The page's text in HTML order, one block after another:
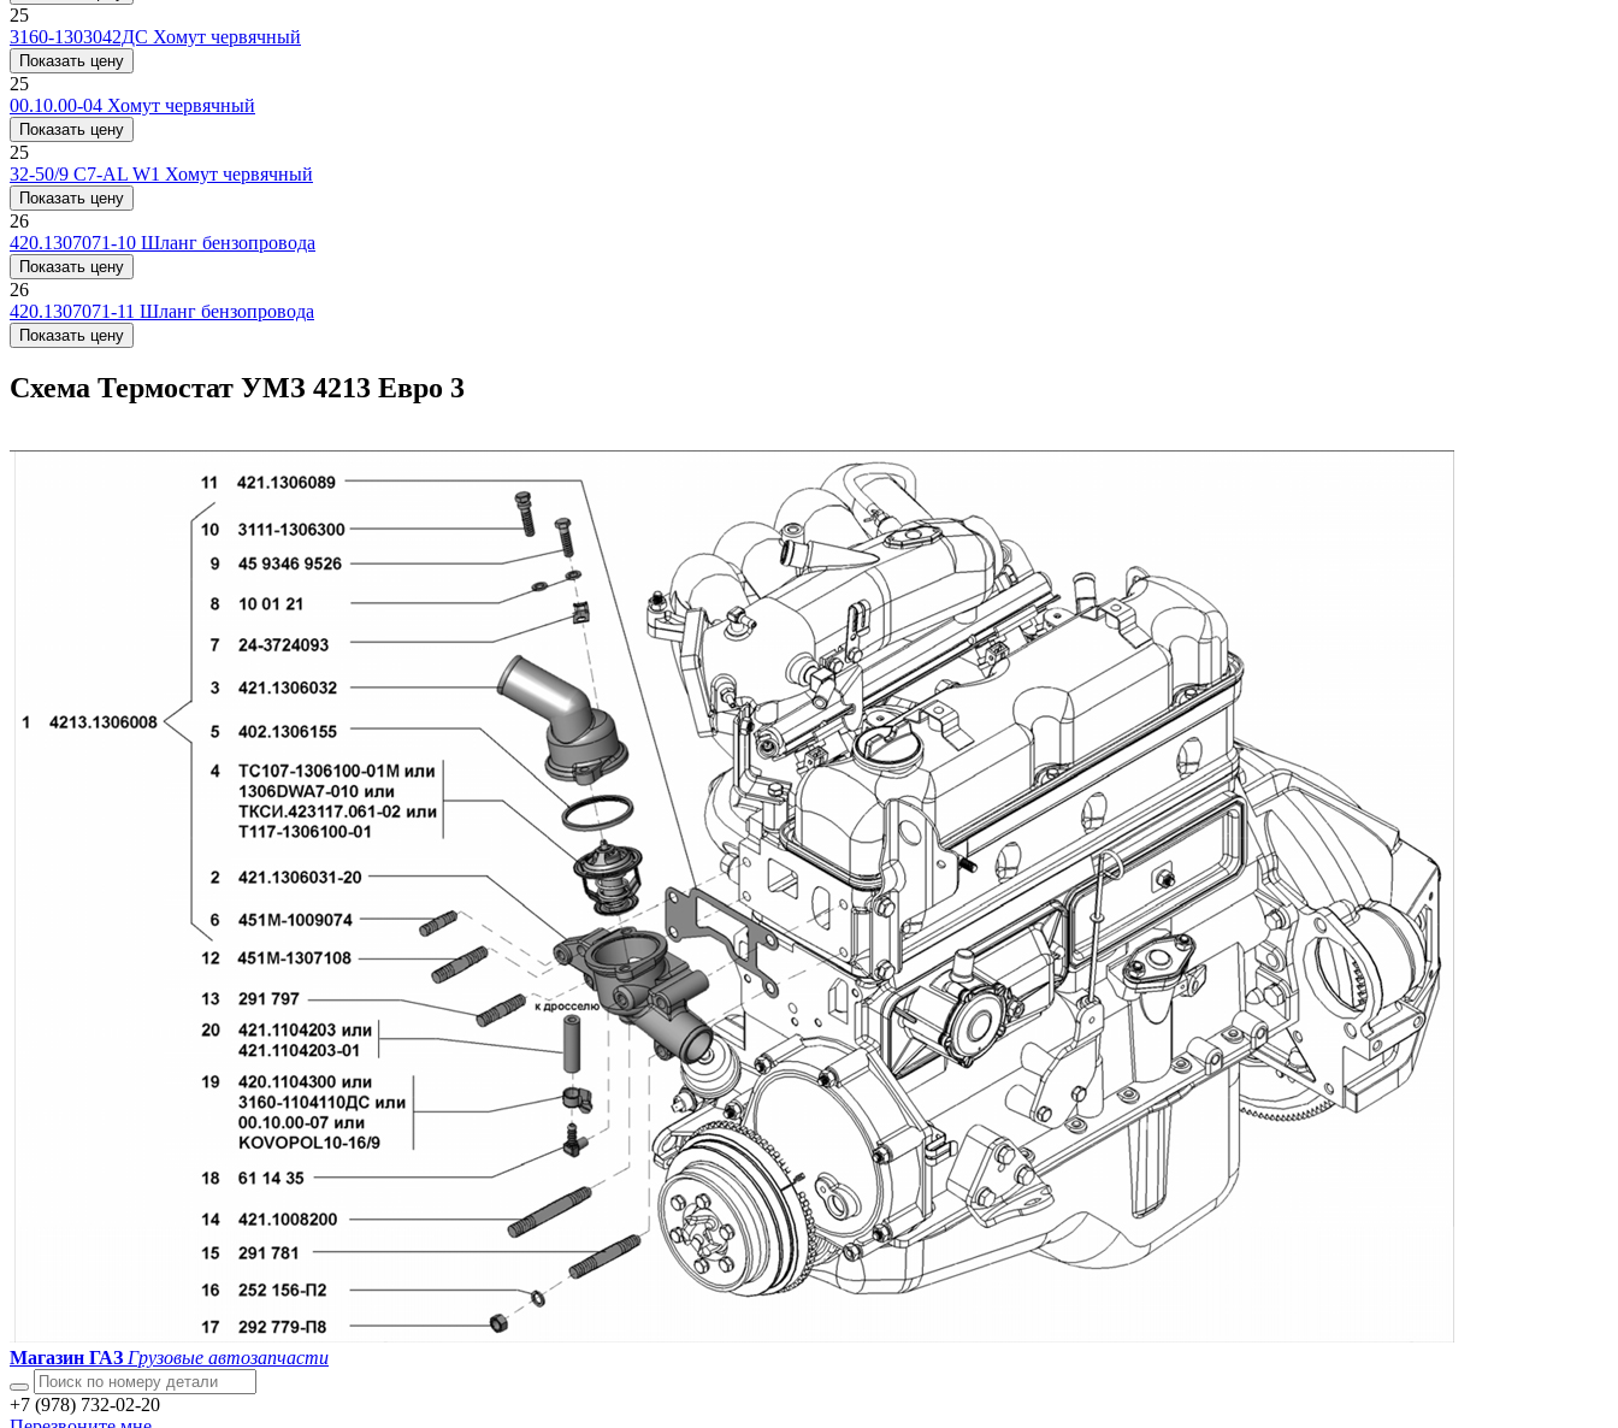
25
3160-1303042ДС Хомут червячный
Показать цену
25
00.10.00-04 Хомут червячный
Показать цену
25
32-50/9 C7-AL W1 Хомут червячный
Показать цену
26
420.1307071-10 Шланг бензопровода
Показать цену
26
420.1307071-11 Шланг бензопровода
Показать цену
Схема Термостат УМЗ 4213 Евро 3
Магазин ГАЗ Грузовые автозапчасти
+7 (978) 732-02-20